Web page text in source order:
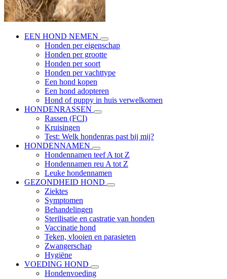
EEN HOND NEMEN
Honden per eigenschap
Honden per grootte
Honden per soort
Honden per vachttype
Een hond kopen
Een hond adopteren
Hond of puppy in huis verwelkomen
HONDENRASSEN
Rassen (FCI)
Kruisingen
Test: Welk hondenras past bij mij?
HONDENNAMEN
Hondennamen teef A tot Z
Hondennamen reu A tot Z
Leuke hondennamen
GEZONDHEID HOND
Ziektes
Symptomen
Behandelingen
Sterilisatie en castratie van honden
Vaccinatie hond
Teken, vlooien en parasieten
Zwangerschap
Hygiëne
VOEDING HOND
Hondenvoeding